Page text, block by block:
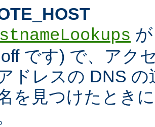
です) で、アク
ドレスの DNS
を見つけたとき